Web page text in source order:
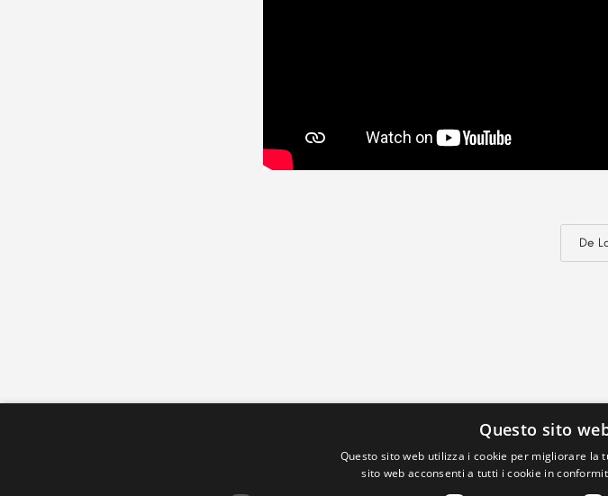
De
Questo sito
Questo sito web utilizza i cookie per migliorare la
sito web acconsenti a tutti i cookie in